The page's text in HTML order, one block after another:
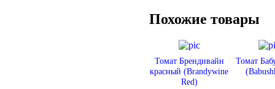
Похожие товары
Томат Брендивайн
красный (Brandywine
Red)
Томат